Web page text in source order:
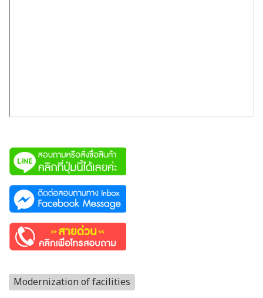
Modernization of facilities